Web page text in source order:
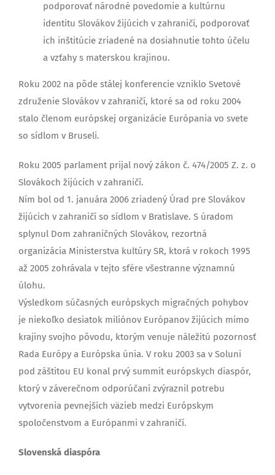
podporovať národné povedomie a kultúrnu
identitu Slovákov žijúcich v zahraničí, podporovať
ich inštitúcie zriadené na dosiahnutie tohto účelu
a vzťahy s materskou krajinou.
Roku 2002 na pôde stálej konferencie vzniklo Svetové
združenie Slovákov v zahraničí, ktoré sa od roku 2004
stalo členom európskej organizácie Európania vo svete
so sídlom v Bruseli.
Roku 2005 parlament prijal nový zákon č. 474/2005 Z. z. o
Slovákoch žijúcich v zahraničí.
Ním bol od 1. januára 2006 zriadený Úrad pre Slovákov
žijúcich v zahraničí so sídlom v Bratislave. S úradom
splynul Dom zahraničných Slovákov, rezortná
organizácia Ministerstva kultúry SR, ktorá v rokoch 1995
až 2005 zohrávala v tejto sfére všestranne významnú
úlohu.
Výsledkom súčasných európskych migračných pohybov
je niekoľko desiatok miliónov Európanov žijúcich mimo
krajiny svojho pôvodu, ktorým venuje náležitú pozornosť
Rada Európy a Európska únia. V roku 2003 sa v Soluni
pod záštitou EU konal prvý summit európskych diaspór,
ktorý v záverečnom odporúčaní zvýraznil potrebu
vytvorenia pevnejších väzieb medzi Európskym
spoločenstvom a Európanmi v zahraničí.
Slovenská diaspóra